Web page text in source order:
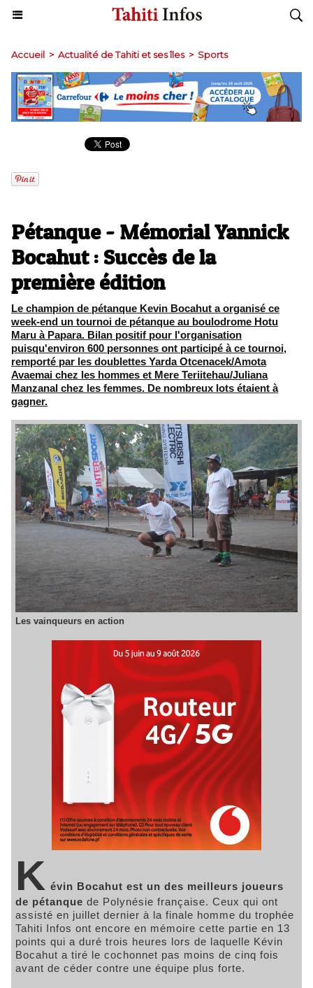
Accueil > Actualité de Tahiti et ses îles > Sports
Pétanque - Mémorial Yannick
Bocahut : Succès de la
première édition
Le champion de pétanque Kevin Bocahut a organisé ce
week-end un tournoi de pétanque au boulodrome Hotu
Maru à Papara. Bilan positif pour l'organisation
puisqu'environ 600 personnes ont participé à ce tournoi,
remporté par les doublettes Yarda Otcenacek/Amota
Avaemai chez les hommes et Mere Teriitehau/Juliana
Manzanal chez les femmes. De nombreux lots étaient à
gagner.
Les vainqueurs en action
K évin Bocahut est un des meilleurs joueurs
de pétanque de Polynésie française. Ceux qui ont
assisté en juillet dernier à la finale homme du trophée
Tahiti Infos ont encore en mémoire cette partie en 13
points qui a duré trois heures lors de laquelle Kévin
Bocahut a tiré le cochonnet pas moins de cinq fois
avant de céder contre une équipe plus forte.